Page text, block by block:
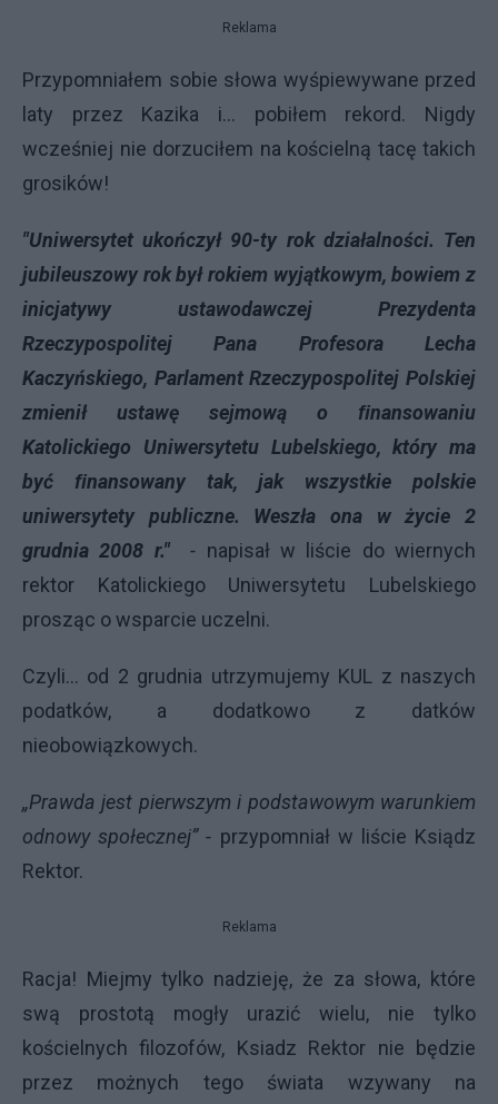
Reklama
Przypomniałem sobie słowa wyśpiewywane przed
laty przez Kazika i... pobiłem rekord. Nigdy
wcześniej nie dorzuciłem na kościelną tacę takich
grosików!
"Uniwersytet ukończył 90-ty rok działalności. Ten
jubileuszowy rok był rokiem wyjątkowym, bowiem z
inicjatywy ustawodawczej Prezydenta
Rzeczypospolitej Pana Profesora Lecha
Kaczyńskiego, Parlament Rzeczypospolitej Polskiej
zmienił ustawę sejmową o ﬁnansowaniu
Katolickiego Uniwersytetu Lubelskiego, który ma
być ﬁnansowany tak, jak wszystkie polskie
uniwersytety publiczne. Weszła ona w życie 2
grudnia 2008 r."- napisał w liście do wiernych
rektor Katolickiego Uniwersytetu Lubelskiego
prosząc o wsparcie uczelni.
Czyli... od 2 grudnia utrzymujemy KUL z naszych
podatków, a dodatkowo z datków
nieobowiązkowych.
„Prawda jest pierwszym i podstawowym warunkiem
odnowy społecznej” - przypomniał w liście Ksiądz
Rektor.
Reklama
Racja! Miejmy tylko nadzieję, że za słowa, które
swą prostotą mogły urazić wielu, nie tylko
kościelnych filozofów, Ksiadz Rektor nie będzie
przez możnych tego świata wzywany na